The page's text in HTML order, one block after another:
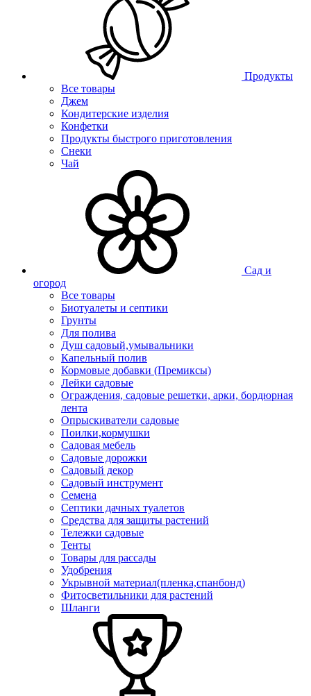
Продукты
Все товары
Джем
Кондитерские изделия
Конфетки
Продукты быстрого приготовления
Снеки
Чай
Сад и
огород
Все товары
Биотуалеты и септики
Грунты
Для полива
Душ садовый,умывальники
Капельный полив
Кормовые добавки (Премиксы)
Лейки садовые
Ограждения, садовые решетки, арки, бордюрная
лента
Опрыскиватели садовые
Поилки,кормушки
Садовая мебель
Садовые дорожки
Садовый декор
Садовый инструмент
Семена
Септики дачных туалетов
Средства для защиты растений
Тележки садовые
Тенты
Товары для рассады
Удобрения
Укрывной материал(пленка,спанбонд)
Фитосветильники для растений
Шланги